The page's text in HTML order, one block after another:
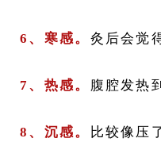
6、寒感。 灸后会觉
7、热感。 腹腔发热
8、沉感。 比较像压